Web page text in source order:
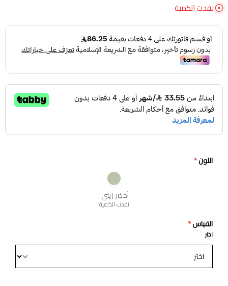
نفدت الكمية
اللون*
أخضر زيتي
نفدت الكمية
القياس*
اختر